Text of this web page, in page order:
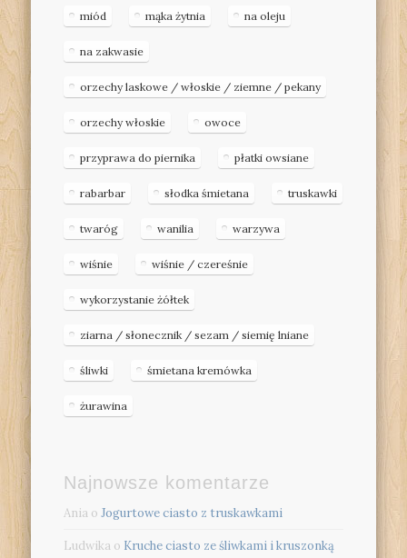
miód mąka żytnia na oleju
na zakwasie
orzechy laskowe / włoskie / ziemne / pekany
orzechy włoskie owoce
przyprawa do piernika płatki owsiane
rabarbar słodka śmietana truskawki
twaróg wanilia warzywa
wiśnie wiśnie / czereśnie
wykorzystanie żółtek
ziarna / słonecznik / sezam / siemię lniane
śliwki śmietana kremówka
żurawina
Najnowsze komentarze
Ania oJogurtowe ciasto z truskawkami
Ludwika o Kruche ciasto ze śliwkami i kruszonką